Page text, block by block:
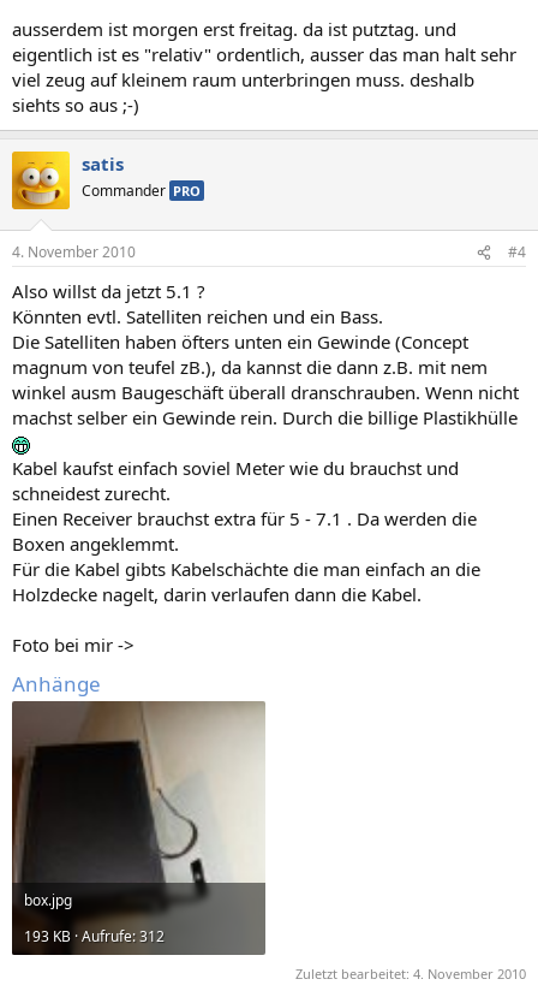
ausserdem ist morgen erst freitag. da ist putztag. und
eigentlich ist es "relativ" ordentlich, ausser das man halt sehr
viel zeug auf kleinem raum unterbringen muss. deshalb
siehts so aus ;-)
satis
Commander PRO
4. November 2010 #4
Also willst da jetzt 5.1 ?
Könnten evtl. Satelliten reichen und ein Bass.
Die Satelliten haben öfters unten ein Gewinde (Concept
magnum von teufel zB.), da kannst die dann z.B. mit nem
winkel ausm Baugeschäft überall dranschrauben. Wenn nicht
machst selber ein Gewinde rein. Durch die billige Plastikhülle
Kabel kaufst einfach soviel Meter wie du brauchst und
schneidest zurecht.
Einen Receiver brauchst extra für 5 - 7.1 . Da werden die
Boxen angeklemmt.
Für die Kabel gibts Kabelschächte die man einfach an die
Holzdecke nagelt, darin verlaufen dann die Kabel.
Foto bei mir ->
Anhänge
box.jpg
193 KB · Aufrufe: 312
Zuletzt bearbeitet: 4. November 2010